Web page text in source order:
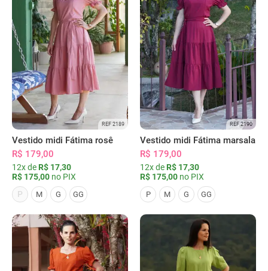
REF 2189
Vestido midi Fátima rosê
R$ 179,00
12x de R$ 17,30
R$ 175,00 no PIX
P
M G GG
REF 2190
Vestido midi Fátima marsala
R$ 179,00
12x de R$ 17,30
R$ 175,00 no PIX
P M G GG